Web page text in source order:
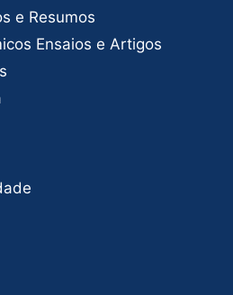
e Resumos
Ensaios e Artigos